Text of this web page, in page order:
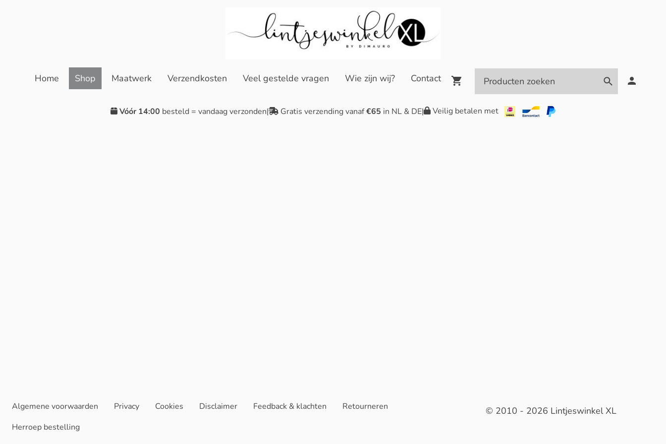
Home Shop Maatwerk Verzendkosten Veel gestelde vragen Wie zijn wij? Contact
Vóór 14:00 besteld = vandaag verzonden| Gratis verzending vanaf€65 in NL & DE| Veilig betalen met
Algemene voorwaarden Privacy Cookies Disclaimer Feedback & klachten
Retourneren
Herroep bestelling
© 2010 - 2026 Lintjeswinkel XL